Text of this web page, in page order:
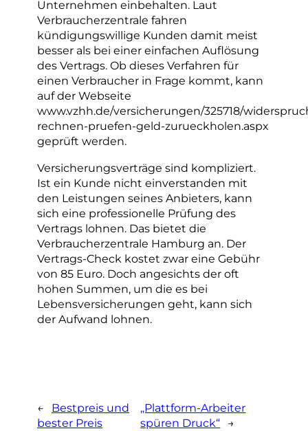
Unternehmen einbehalten. Laut
Verbraucherzentrale fahren
kündigungswillige Kunden damit meist
besser als bei einer einfachen Auflösung
des Vertrags. Ob dieses Verfahren für
einen Verbraucher in Frage kommt, kann
auf der Webseite
www.vzhh.de/versicherungen/325718/
rechnen-pruefen-geld-zurueckholen.aspx
geprüft werden.
Versicherungsverträge sind kompliziert.
Ist ein Kunde nicht einverstanden mit
den Leistungen seines Anbieters, kann
sich eine professionelle Prüfung des
Vertrags lohnen. Das bietet die
Verbraucherzentrale Hamburg an. Der
Vertrags-Check kostet zwar eine Gebühr
von 85 Euro. Doch angesichts der oft
hohen Summen, um die es bei
Lebensversicherungen geht, kann sich
der Aufwand lohnen.
←
Bestpreis und
bester Preis
„Plattform-Arbeiter
spüren Druck“ →